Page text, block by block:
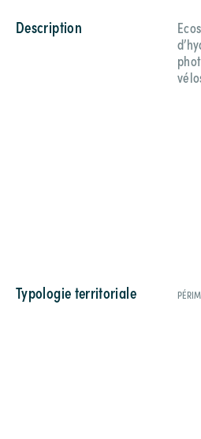
Description
Typologie territoriale